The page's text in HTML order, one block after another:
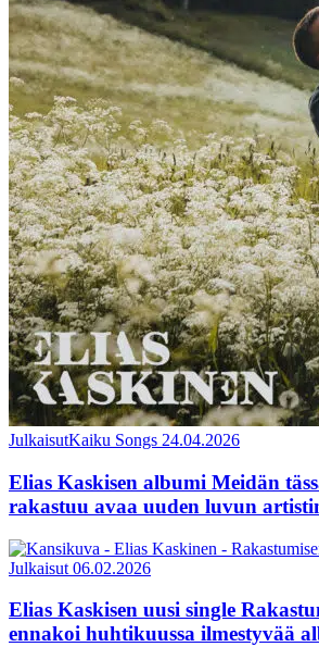
JulkaisutKaiku Songs 24.04.2026
Elias Kaskisen albumi Meidän
rakastuu avaa uuden luvun
Julkaisut 06.02.2026
Elias Kaskisen uusi single
ennakoi huhtikuussa ilmestyvää